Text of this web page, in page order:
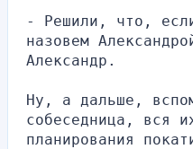
- Решили, что,
назовем
Александр.
Ну, а дальше,
собеседница, вся
планирования